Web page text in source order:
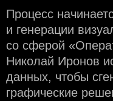
Процесс
и генерации
со сферой
Николай Иронов
данных, чтобы
графические